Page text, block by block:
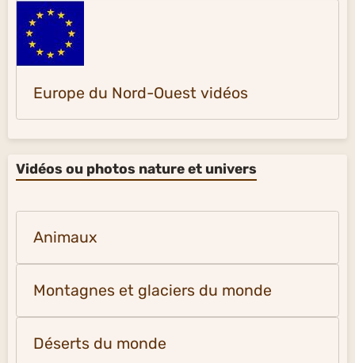
Europe du Nord-Ouest vidéos
Vidéos ou photos nature et univers
Animaux
Montagnes et glaciers du monde
Déserts du monde